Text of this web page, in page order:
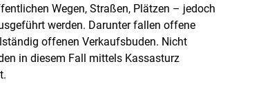
Wegen, Straßen, Plätzen – jedoch
werden. Darunter fallen offene
offenen Verkaufsbuden. Nicht
in diesem Fall mittels Kassasturz